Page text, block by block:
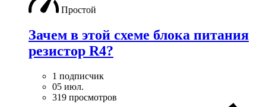
Простой
Зачем в этой схеме блока питания
резистор R4?
1 подписчик
05 июл.
319 просмотров